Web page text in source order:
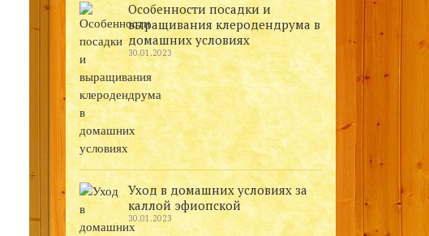
Особенности посадки и
выращивания клеродендрума в
домашних условиях
30.01.2023
Уход в домашних условиях за
каллой эфиопской
30.01.2023